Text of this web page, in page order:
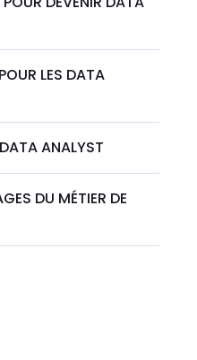
LES DATA
ANALYST
DU MÉTIER DE